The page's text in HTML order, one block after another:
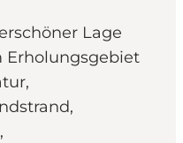
Lage
Erholungsgebiet